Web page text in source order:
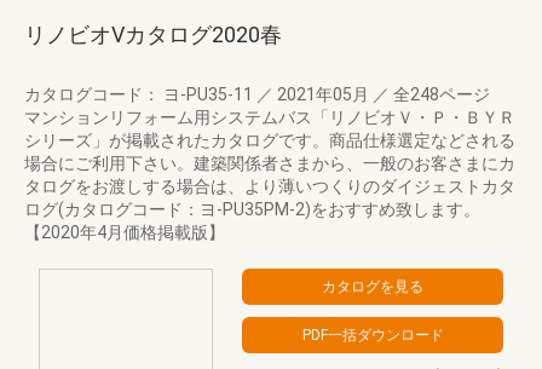
リノビオVカタログ2020春
カタログコード： ヨ-PU35-11 ／ 2021年05月 ／ 全248ページ
マンションリフォーム用システムバス「リノビオＶ・Ｐ・ＢＹＲ
シリーズ」が掲載されたカタログです。商品仕様選定などされる
場合にご利用下さい。建築関係者さまから、一般のお客さまにカ
タログをお渡しする場合は、より薄いつくりのダイジェストカタ
ログ(カタログコード：ヨ-PU35PM-2)をおすすめ致します。
【2020年4月価格掲載版】